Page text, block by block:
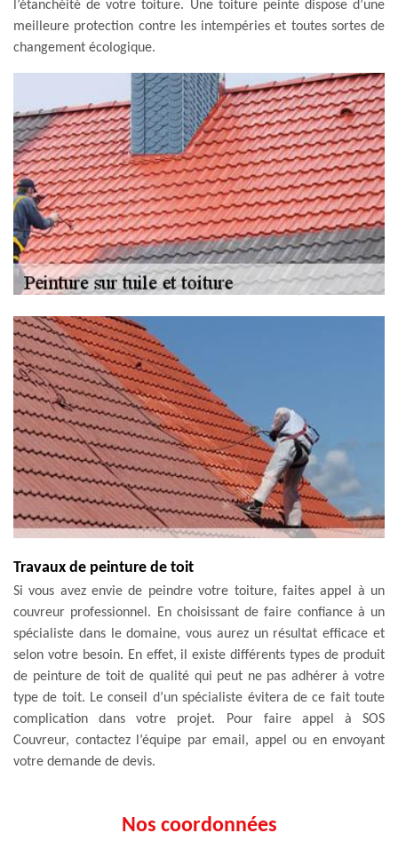
l’étanchéité de votre toiture. Une toiture peinte dispose d’une
meilleure protection contre les intempéries et toutes sortes de
changement écologique.
Travaux de peinture de toit
Si vous avez envie de peindre votre toiture, faites appel à un
couvreur professionnel. En choisissant de faire confiance à un
spécialiste dans le domaine, vous aurez un résultat efficace et
selon votre besoin. En effet, il existe différents types de produit
de peinture de toit de qualité qui peut ne pas adhérer à votre
type de toit. Le conseil d’un spécialiste évitera de ce fait toute
complication dans votre projet. Pour faire appel à SOS
Couvreur, contactez l’équipe par email, appel ou en envoyant
votre demande de devis.
Nos coordonnées